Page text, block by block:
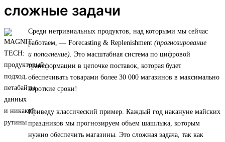
сложные задачи
Среди нетривиальных продуктов, над которыми мы сейчас
работаем, — Forecasting & Replenishment (прогнозирование
и пополнение). Это масштабная система по цифровой
трансформации в цепочке поставок, которая будет
обеспечивать товарами более 30 000 магазинов в максимально
короткие сроки!
Приведу классический пример. Каждый год накануне майских
праздников мы прогнозируем объем шашлыка, которым
нужно обеспечить магазины. Это сложная задача, так как